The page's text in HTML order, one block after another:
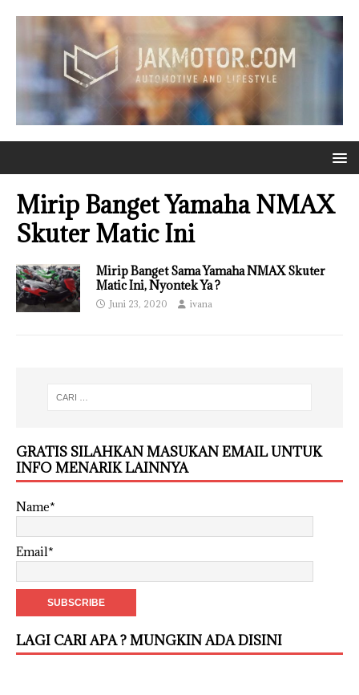
Mirip Banget Yamaha NMAX
Skuter Matic Ini
Mirip Banget Sama Yamaha NMAX Skuter
Matic Ini, Nyontek Ya ?
Juni 23, 2020 ivana
GRATIS SILAHKAN MASUKAN EMAIL UNTUK
INFO MENARIK LAINNYA
Name*
Email*
LAGI CARI APA ? MUNGKIN ADA DISINI